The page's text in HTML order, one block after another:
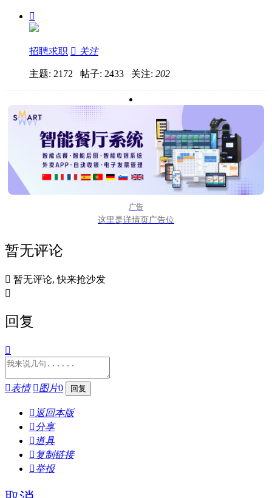

招聘求职  关注
主题: 2172 帖子: 2433 关注: 202
广告
这里是详情页广告位
暂无评论
 暂无评论, 快来抢沙发

回复

表情 图片0
 返回本版
分享
 道具
 复制链接
举报